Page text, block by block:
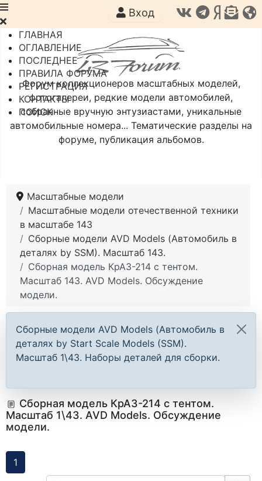
Форум коллекционеров масштабных моделей,
фотогалереи, редкие модели автомобилей,
собранные вручную энтузиастами, уникальные
автомобильные номера... Тематические разделы на
форуме, публикация альбомов.
Вход
ГЛАВНАЯ
ОГЛАВЛЕНИЕ
ПОСЛЕДНЕЕ
ПРАВИЛА ФОРУМА
РЕГИСТРАЦИЯ
КОНТАКТЫ
ПОИСК
Масштабные модели
Масштабные модели отечественной техники
в масштабе 143
Сборные модели AVD Models (Автомобиль в
деталях by SSM). Масштаб 143.
Сборная модель КрАЗ-214 с тентом.
Масштаб 143. AVD Models. Обсуждение
модели.
Сборные модели AVD Models (Автомобиль в
деталях by Start Scale Models (SSM).
Масштаб 1\43. Наборы деталей для сборки.
Сборная модель КрАЗ-214 с тентом.
Масштаб 1\43. AVD Models. Обсуждение
модели.
1